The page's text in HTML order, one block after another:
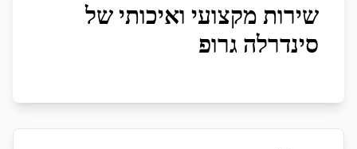
שירות מקצועי ואיכותי של
סינדרלה גרופ